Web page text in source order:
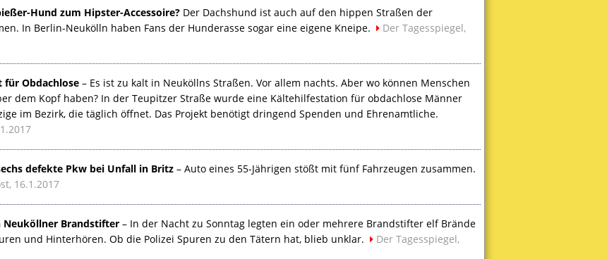
Hund zum Hipster-Accessoire?Der Dachshund ist auch auf den hippen Straßen der
In Berlin-Neukölln haben Fans der Hunderasse sogar eine eigene Kneipe.
Der Tagesspiegel,
Obdachlose– Es ist zu kalt in Neuköllns Straßen. Vor allem nachts. Aber wo können Menschen
dem Kopf haben? In der Teupitzer Straße wurde eine Kältehilfestation für obdachlose Männer
im Bezirk, die täglich öffnet. Das Projekt benötigt dringend Spenden und Ehrenamtliche.
defekte Pkw bei Unfall in Britz– Auto eines 55-Jährigen stößt mit fünf Fahrzeugen zusammen.
16.1.2017
Neuköllner Brandstifter– In der Nacht zu Sonntag legten ein oder mehrere Brandstifter elf Brände
und Hinterhören. Ob die Polizei Spuren zu den Tätern hat, blieb unklar.
Der Tagesspiegel,